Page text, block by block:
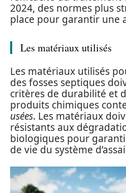
2024, des normes plus
place pour garantir une
Les matériaux utilisés
Les matériaux utilisés
des fosses septiques
critères de durabilité et
produits chimiques
usées. Les matériaux
résistants aux
biologiques pour
de vie du système